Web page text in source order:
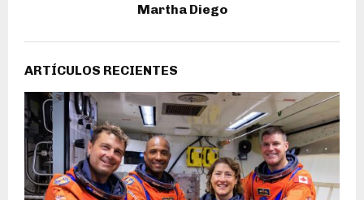
Martha Diego
ARTÍCULOS RECIENTES